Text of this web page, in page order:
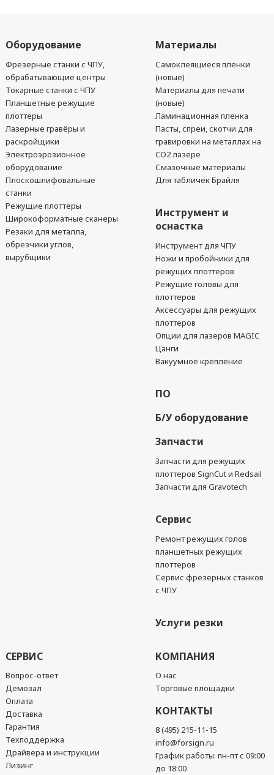
Оборудование
Фрезерные станки с ЧПУ,
обрабатывающие центры
Токарные станки с ЧПУ
Планшетные режущие
плоттеры
Лазерные гравёры и
раскройщики
Электроэрозионное
оборудование
Плоскошлифовальные
станки
Режущие плоттеры
Широкоформатные сканеры
Резаки для металла,
обрезчики углов,
вырубщики
Материалы
Самоклеящиеся пленки
(новые)
Материалы для печати
(новые)
Ламинационная пленка
Пасты, спреи, скотчи для
гравировки на металлах на
CO2 лазере
Смазочные материалы
Для табличек Брайля
Инструмент и
оснастка
Инструмент для ЧПУ
Ножи и пробойники для
режущих плоттеров
Режущие головы для
плоттеров
Аксессуары для режущих
плоттеров
Опции для лазеров MAGIC
Цанги
Вакуумное крепление
ПО
Б/У оборудование
Запчасти
Запчасти для режущих
плоттеров SignCut и Redsail
Запчасти для Gravotech
Сервис
Ремонт режущих голов
планшетных режущих
плоттеров
Сервис фрезерных станков
с ЧПУ
Услуги резки
СЕРВИС
Вопрос-ответ
Демозал
Оплата
Доставка
Гарантия
Техподдержка
Драйвера и инструкции
Лизинг
КОМПАНИЯ
О нас
Торговые площадки
КОНТАКТЫ
8 (495) 215-11-15
info@forsign.ru
График работы: пн-пт с 09:00
до 18:00